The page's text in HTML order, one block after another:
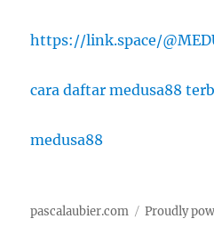
https://link.space/
cara daftar medusa88
medusa88
pascalaubier.com Proudly